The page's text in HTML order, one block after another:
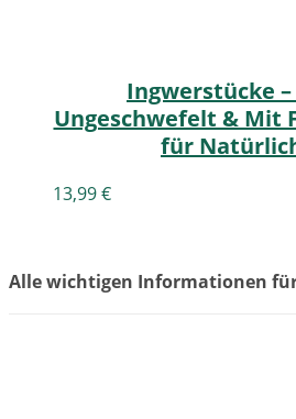
Ingwerstücke
Ungeschwefelt & Mit
für
13,99€
Alle wichtigen Informationen